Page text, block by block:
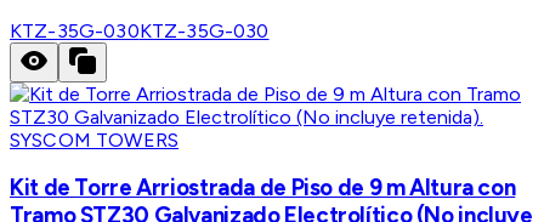
KTZ-35G-030KTZ-35G-030
SYSCOM TOWERS
Kit de Torre Arriostrada de Piso de 9 m Altura con
Tramo STZ30 Galvanizado Electrolítico (No incluye